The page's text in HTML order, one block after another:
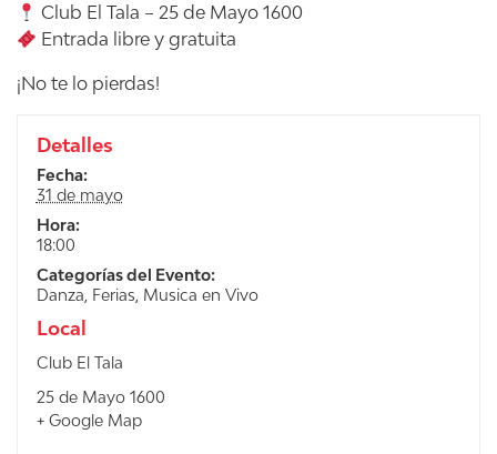
Club El Tala – 25 de Mayo 1600
Entrada libre y gratuita
¡No te lo pierdas!
Detalles
Fecha:
31 de mayo
Hora:
18:00
Categorías del Evento:
Danza, Ferias, Musica en Vivo
Local
Club El Tala
25 de Mayo 1600
+ Google Map